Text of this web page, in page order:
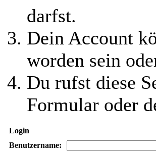
darfst.
Dein Account
worden sein
Du rufst diese
Formular oder
Login
Benutzername: